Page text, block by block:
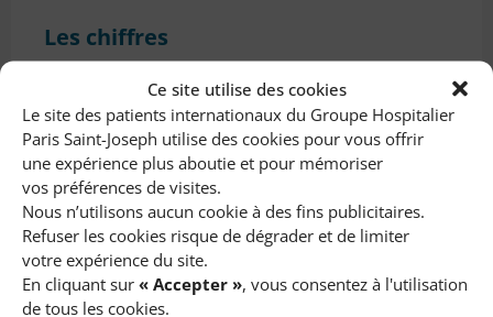
Ce site utilise des cookies
Le site des patients internationaux du Groupe Hospitalier
Paris Saint-Joseph utilise des cookies pour vous offrir
une expérience plus aboutie et pour mémoriser
vos préférences de visites.
Nous n’utilisons aucun cookie à des fins publicitaires.
Refuser les cookies risque de dégrader et de limiter
votre expérience du site.
En cliquant sur « Accepter », vous consentez à l'utilisation
de tous les cookies.
Les chiffres
3000 à 4000 patients opérés chaque année,
80% de chirurgie ambulatoire
13 praticiens séniors (tous médecins et
chirurgiens), 3 assistants, 4 à 5 internes, 2
externes et de nombreux stagiaires